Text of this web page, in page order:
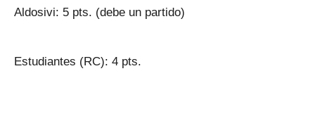
Aldosivi: 5 pts. (debe un partido)
Estudiantes (RC): 4 pts.